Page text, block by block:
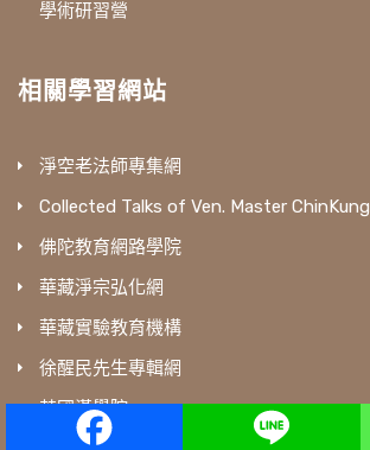
學術研習營
相關學習網站
淨空老法師專集網
Collected Talks of Ven. Master ChinKung
佛陀教育網路學院
華藏淨宗弘化網
華藏實驗教育機構
徐醒民先生專輯網
英國漢學院